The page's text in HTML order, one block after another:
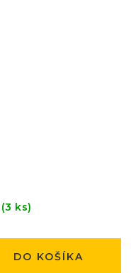
(3 ks)
DO KOŠÍKA